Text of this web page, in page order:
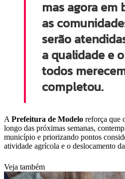
mas agora em
as
serão
a qualidade e
todos
completou.
A Prefeitura de Modelo reforça que
longo das próximas semanas,
município e priorizando pontos
atividade agrícola e o deslocamento
Veja também